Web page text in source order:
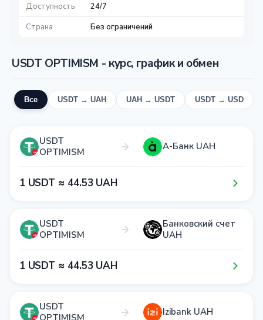
Доступность
24/7
Страна
Без ограничений
USDT OPTIMISM - курс, график и обмен
Все USDT → UAH UAH → USDT USDT → USD
USDT
OPTIMISM
А-Банк UAH
1​ USDT ≈ 4​4​.5​3​ UAH
USDT
OPTIMISM
Банковский счет
UAH
1​ USDT ≈ 4​4​.5​3​ UAH
USDT
OPTIMISM
Izibank UAH